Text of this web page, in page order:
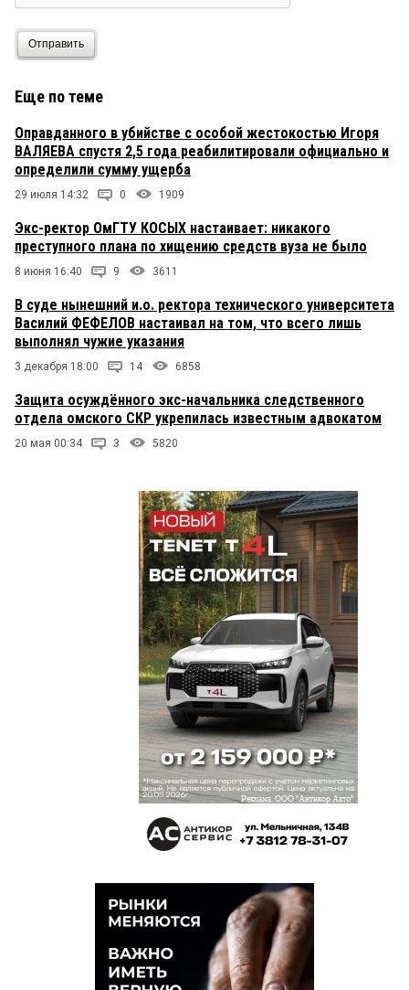
Отправить
Еще по теме
Оправданного в убийстве с особой жестокостью Игоря
ВАЛЯЕВА спустя 2,5 года реабилитировали официально и
определили сумму ущерба
29 июля 14:32 0 1909
Экс-ректор ОмГТУ КОСЫХ настаивает: никакого
преступного плана по хищению средств вуза не было
8 июня 16:40 9 3611
В суде нынешний и.о. ректора технического университета
Василий ФЕФЕЛОВ настаивал на том, что всего лишь
выполнял чужие указания
3 декабря 18:00 14 6858
Защита осуждённого экс-начальника следственного
отдела омского СКР укрепилась известным адвокатом
20 мая 00:34 3 5820